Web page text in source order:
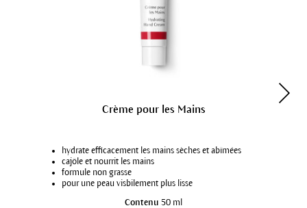
Crème pour les Mains
hydrate efficacement les mains sèches et abîmées
cajôle et nourrit les mains
formule non grasse
pour une peau visbilement plus lisse
Contenu 50 ml